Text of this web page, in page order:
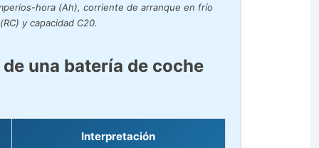
hora (Ah), corriente de arranque en frío
y capacidad C20.
una batería de coche
Interpretación